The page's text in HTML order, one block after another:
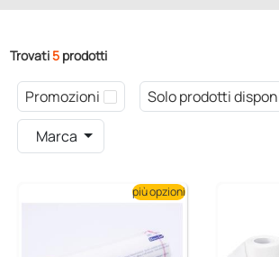
Trovati5 prodotti
Promozioni
Solo prodotti
Marca
più opzioni